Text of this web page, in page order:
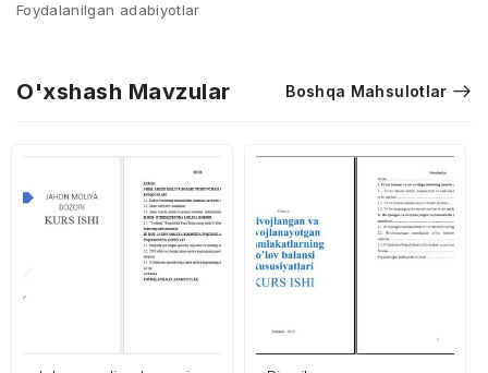
Foydalanilgan adabiyotlar
O'xshash Mavzular Boshqa Mahsulotlar